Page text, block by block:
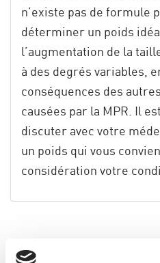
n’existe pas de formule
déterminer un poids
l’augmentation de la
à des degrés variables,
conséquences des
causées par la MPR. Il
discuter avec votre
un poids qui vous
considération votre
Was this helpful?